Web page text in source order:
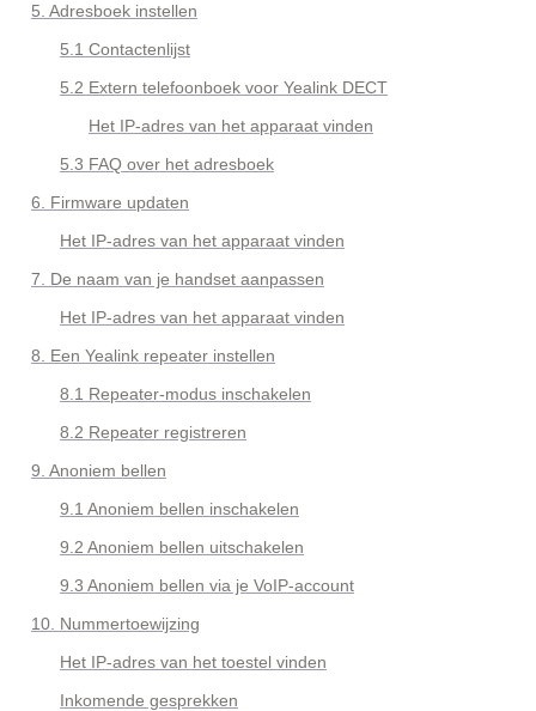
5. Adresboek instellen
5.1 Contactenlijst
5.2 Extern telefoonboek voor Yealink DECT
Het IP-adres van het apparaat vinden
5.3 FAQ over het adresboek
6. Firmware updaten
Het IP-adres van het apparaat vinden
7. De naam van je handset aanpassen
Het IP-adres van het apparaat vinden
8. Een Yealink repeater instellen
8.1 Repeater-modus inschakelen
8.2 Repeater registreren
9. Anoniem bellen
9.1 Anoniem bellen inschakelen
9.2 Anoniem bellen uitschakelen
9.3 Anoniem bellen via je VoIP-account
10. Nummertoewijzing
Het IP-adres van het toestel vinden
Inkomende gesprekken